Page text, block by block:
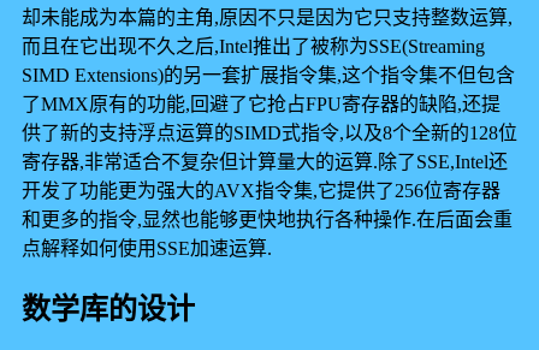
却未能成为本篇的主角,原因不只是因为它只支持整数运算,
而且在它出现不久之后,Intel推出了被称为SSE(Streaming
SIMD Extensions)的另一套扩展指令集,这个指令集不但包含
了MMX原有的功能,回避了它抢占FPU寄存器的缺陷,还提
供了新的支持浮点运算的SIMD式指令,以及8个全新的128位
寄存器,非常适合不复杂但计算量大的运算.除了SSE,Intel还
开发了功能更为强大的AVX指令集,它提供了256位寄存器
和更多的指令,显然也能够更快地执行各种操作.在后面会重
点解释如何使用SSE加速运算.
数学库的设计